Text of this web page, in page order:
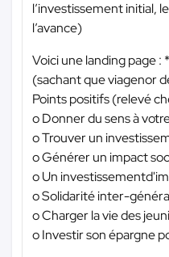
l’investissement initial,
l’avance)
Voici une landing page :
(sachant que viagenor
Points positifs (relevé
o Donner du sens à
o Trouver un
o Générer un impact
o Un
o Solidarité inter-
o Charger la vie des
o Investir son épargne